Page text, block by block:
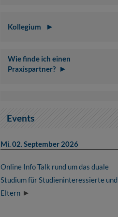
Kollegium
Wie finde ich einen
Praxispartner?
Events
Mi. 02. September 2026
Online Info Talk rund um das duale
Studium für Studieninteressierte und
Eltern